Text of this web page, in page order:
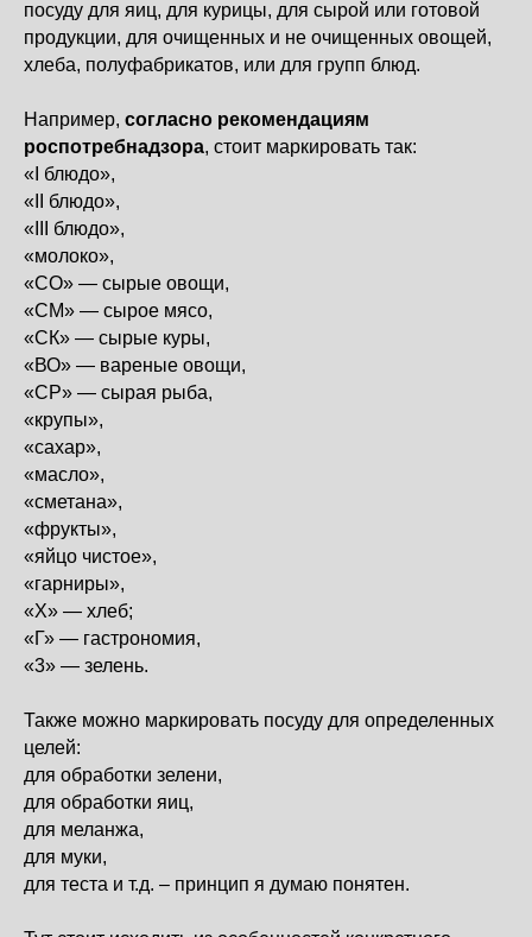
посуду для яиц, для курицы, для сырой или готовой
продукции, для очищенных и не очищенных овощей,
хлеба, полуфабрикатов, или для групп блюд.
Например, согласно рекомендациям
роспотребнадзора, стоит маркировать так:
«I блюдо»,
«II блюдо»,
«III блюдо»,
«молоко»,
«СО» — сырые овощи,
«СМ» — сырое мясо,
«СК» — сырые куры,
«ВО» — вареные овощи,
«CP» — сырая рыба,
«крупы»,
«сахар»,
«масло»,
«сметана»,
«фрукты»,
«яйцо чистое»,
«гарниры»,
«X» — хлеб;
«Г» — гастрономия,
«3» — зелень.
Также можно маркировать посуду для определенных
целей:
для обработки зелени,
для обработки яиц,
для меланжа,
для муки,
для теста и т.д. – принцип я думаю понятен.